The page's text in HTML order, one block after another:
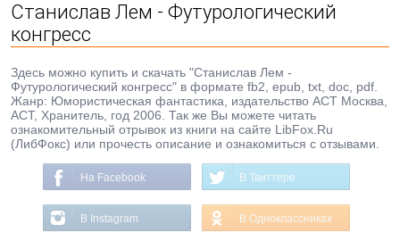
Станислав Лем - Футурологический
конгресс
Здесь можно купить и скачать "Станислав Лем -
Футурологический конгресс" в формате fb2, epub, txt, doc, pdf.
Жанр: Юмористическая фантастика, издательство АСТ Москва,
АСТ, Хранитель, год 2006. Так же Вы можете читать
ознакомительный отрывок из книги на сайте LibFox.Ru
(ЛибФокс) или прочесть описание и ознакомиться с отзывами.
На Facebook В Твиттере
В Instagram В Одноклассниках